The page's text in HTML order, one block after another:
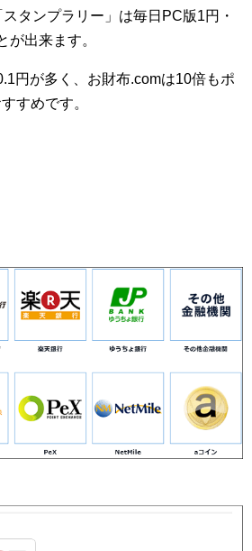
タンプラリー」は毎日PC版1円・
が出来ます。
円が多く、お財布.comは10倍もポ
すめです。